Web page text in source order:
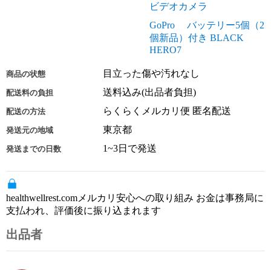
ビデオカメラ
GoPro バッテリー5個（2
個新品）付き BLACK
HERO7
商品の状態 目立った傷や汚れなし
配送料の負担 送料込み(出品者負担)
配送の方法 らくらくメルカリ便 匿名配送
発送元の地域 東京都
発送までの日数 1~3日で発送
healthwellrest.comメルカリ安心への取り組み お金は事務局に
支払われ、評価後に振り込まれます
出品者